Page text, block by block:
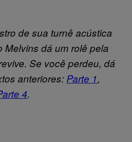
de sua turnê acústica
Melvins dá um rolê pela
Se você perdeu, dá
anteriores: Parte 1,
4.